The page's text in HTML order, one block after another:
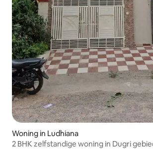
Woning in Ludhiana
2 BHK zelfstandige woning in Dugri